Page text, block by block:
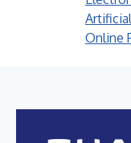
Online